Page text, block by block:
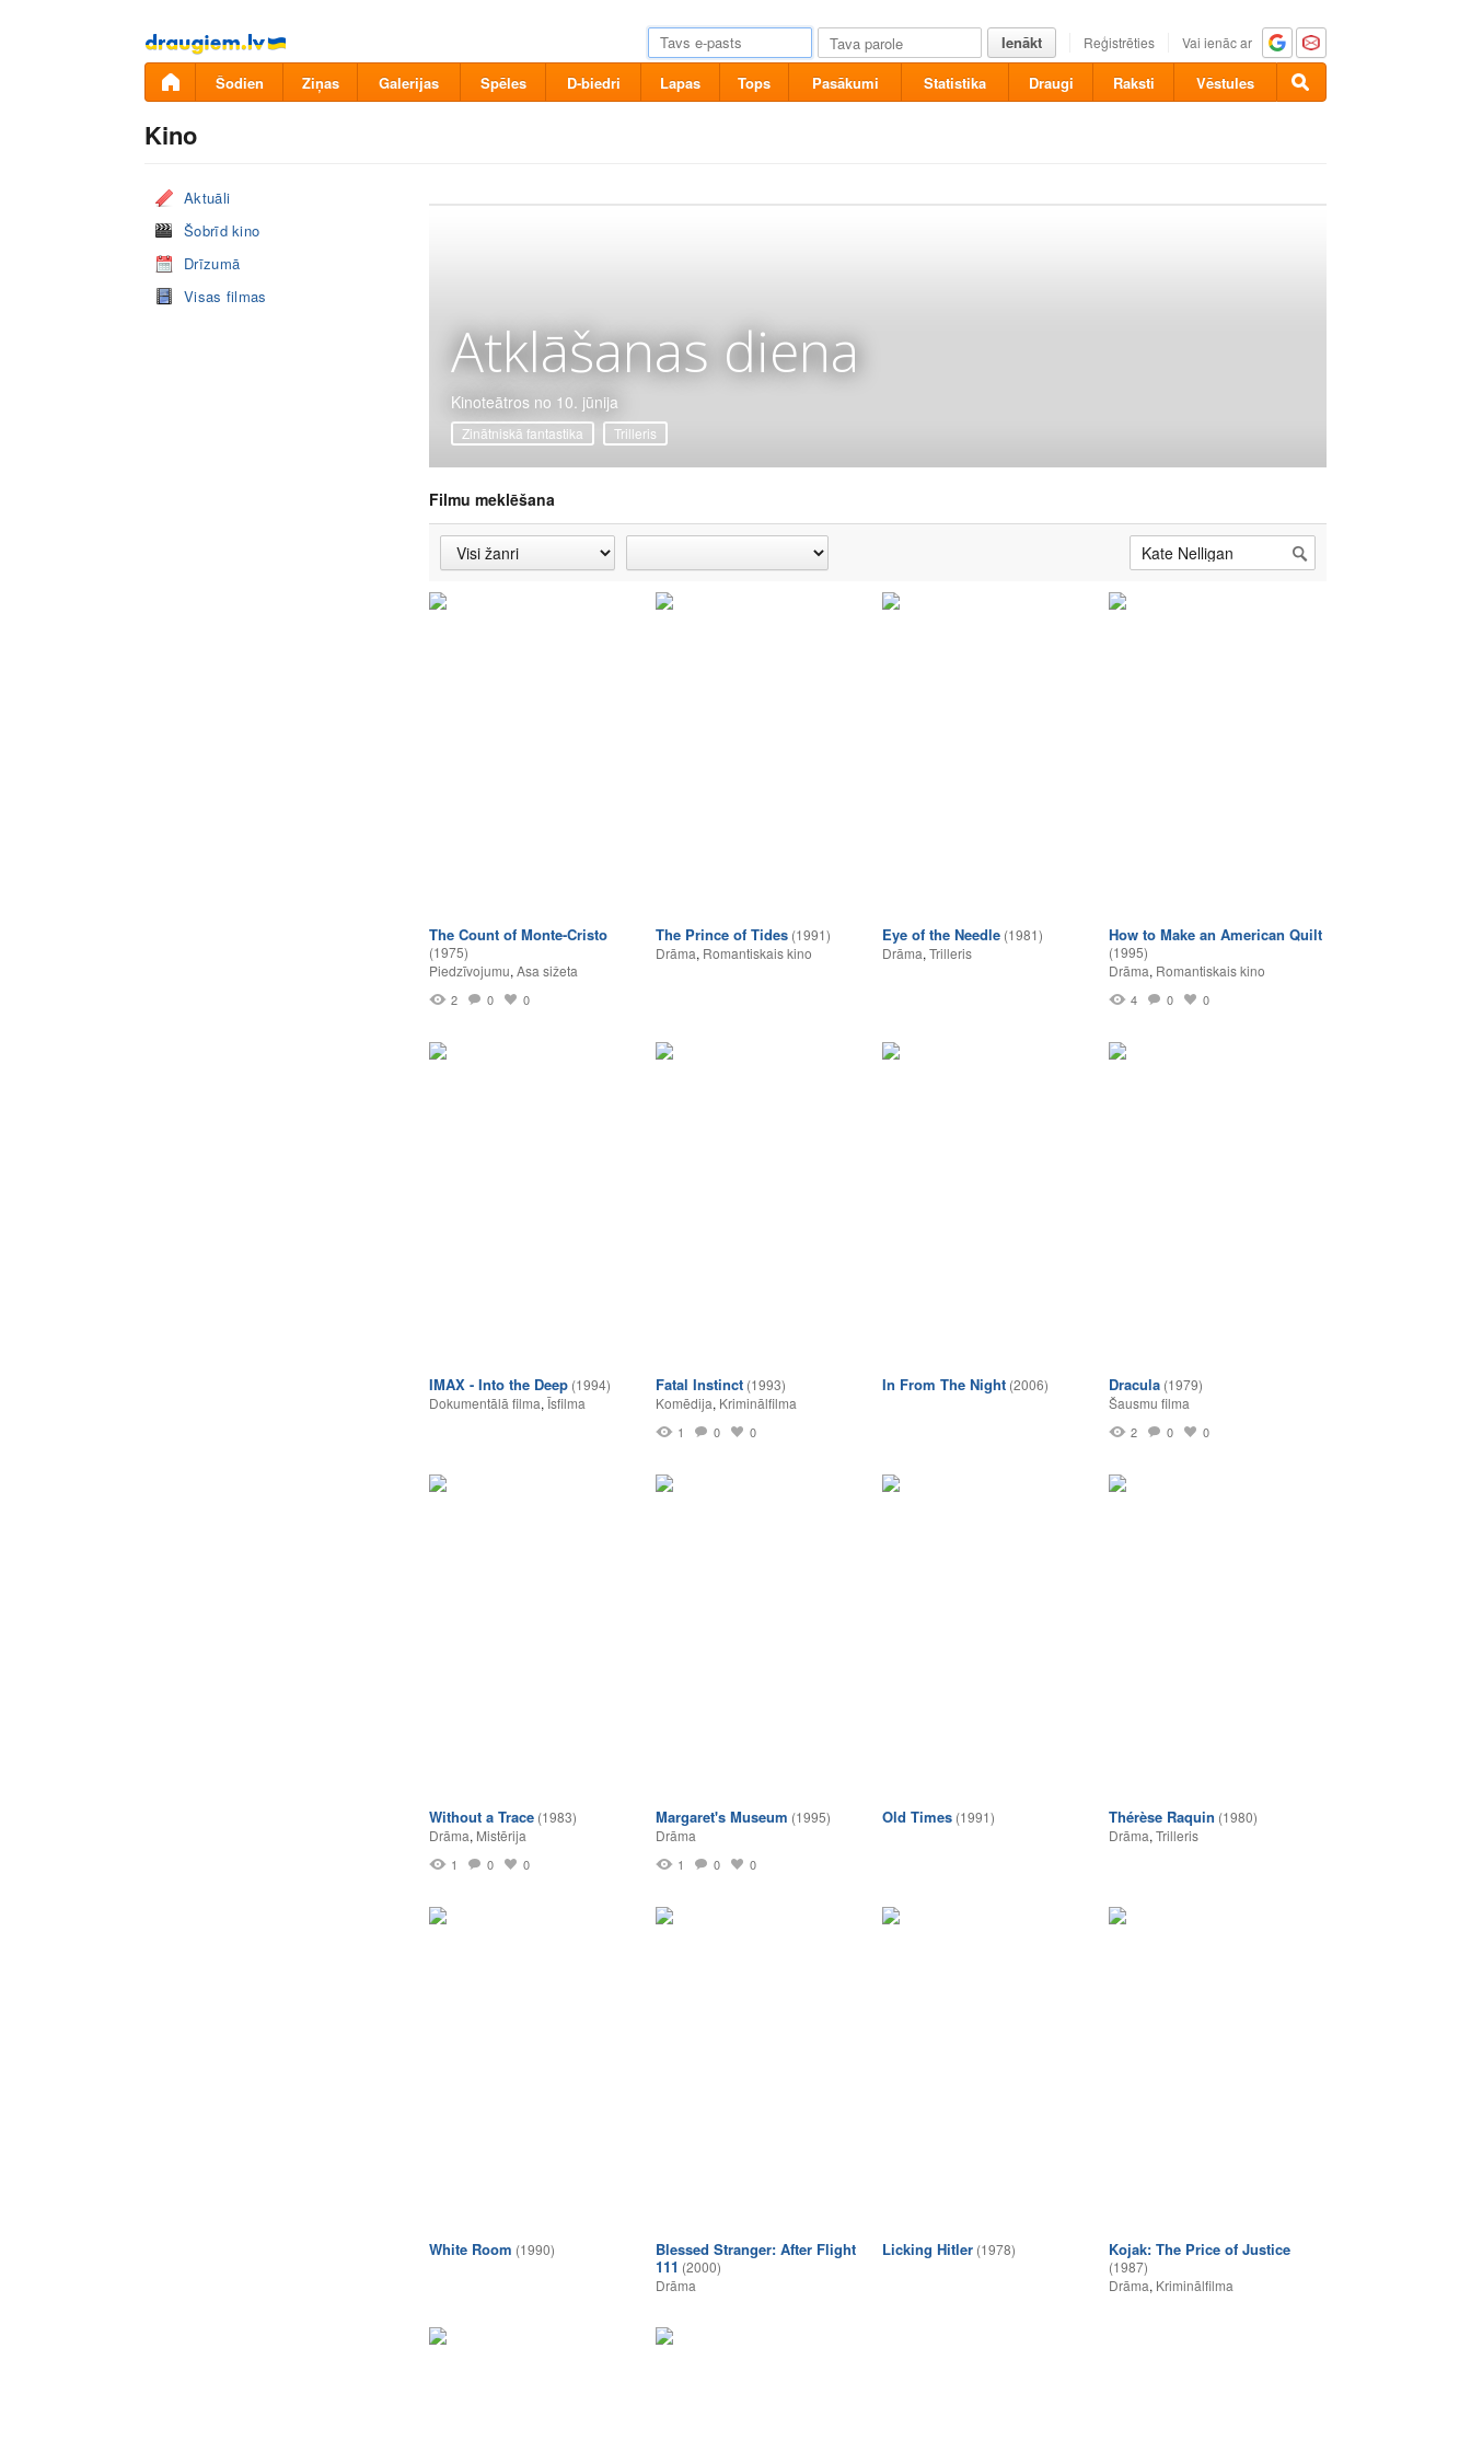
Pāriet
uz
saturu
Ienākt Reģistrēties Vai ienāc ar
Šodien Ziņas Galerijas Spēles D-biedri Lapas Tops Pasākumi Statistika Draugi Raksti Vēstules
Kino
Aktuāli
Šobrīd kino
Drīzumā
Visas filmas
Atklāšanas diena
Kinoteātros no 10. jūnija
Zinātniskā fantastika Trilleris
Filmu meklēšana
The Count of Monte-Cristo
(1975)
Piedzīvojumu, Asa sižeta
2 0 0
The Prince of Tides (1991)
Drāma, Romantiskais kino
Eye of the Needle (1981)
Drāma, Trilleris
How to Make an American Quilt
(1995)
Drāma, Romantiskais kino
4 0 0
IMAX - Into the Deep (1994)
Dokumentālā filma, Īsfilma
Fatal Instinct (1993)
Komēdija, Kriminālfilma
1 0 0
In From The Night (2006) Dracula (1979)
Šausmu filma
2 0 0
Without a Trace (1983)
Drāma, Mistērija
1 0 0
Margaret's Museum (1995)
Drāma
1 0 0
Old Times (1991) Thérèse Raquin (1980)
Drāma, Trilleris
White Room (1990)
Blessed Stranger: After Flight
111 (2000)
Drāma
Licking Hitler (1978) Kojak: The Price of Justice
(1987)
Drāma, Kriminālfilma